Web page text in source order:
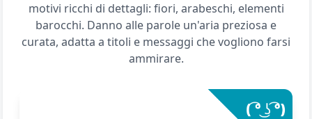
motivi ricchi di dettagli: fiori, arabeschi, elementi
barocchi. Danno alle parole un'aria preziosa e
curata, adatta a titoli e messaggi che vogliono farsi
ammirare.